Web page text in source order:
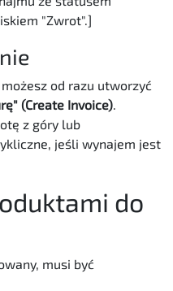
"Zwrot".]
od razu utworzyć
(Create Invoice)
z góry lub
jeśli wynajem jest
do
musi być